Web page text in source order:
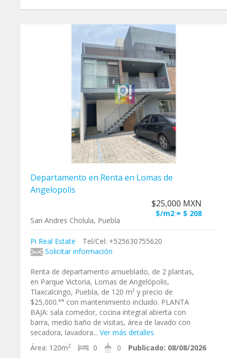
Departamento en Renta en Lomas de
Angelopolis
$25,000 MXN
$/m2 = $ 208
San Andres Cholula, Puebla
Pi Real Estate
Tel/Cel: +525630755620
Solicitar información
Renta de departamento amueblado, de 2 plantas,
en Parque Victoria, Lomas de Angelópolis,
Tlaxcalcingo, Puebla, de 120 m² y precio de
$25,000.°° con mantenimiento incluido. PLANTA
BAJA: sala comedor, cocina integral abierta con
barra, medio baño de visitas, área de lavado con
secadora, lavadora... Ver más detalles
Área: 120m2 0 0 Publicado: 08/08/2026